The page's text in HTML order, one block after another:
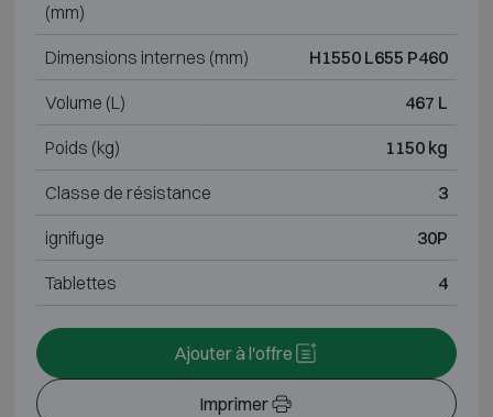
(mm)
Dimensions internes (mm) H1550 L655 P460
Volume (L) 467 L
Poids (kg) 1150 kg
Classe de résistance 3
ignifuge 30P
Tablettes 4
Imprimer
Ajouter à l'offre